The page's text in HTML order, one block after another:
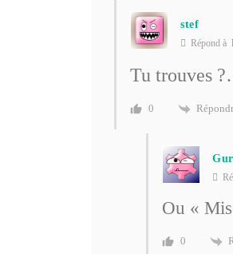
stef
Répond à
Tu trouves
0
Ou «
0